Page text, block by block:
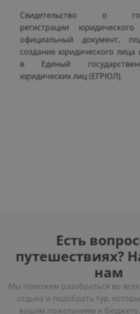
Свидетельство о
регистрации
официальный документ,
создание юридического лица
в Единый
юридических лиц (ЕГРЮЛ).
Есть
путешествиях?
нам
Мы поможем разобраться во всех
отдыха и подобрать тур,
вашим пожеланиям и